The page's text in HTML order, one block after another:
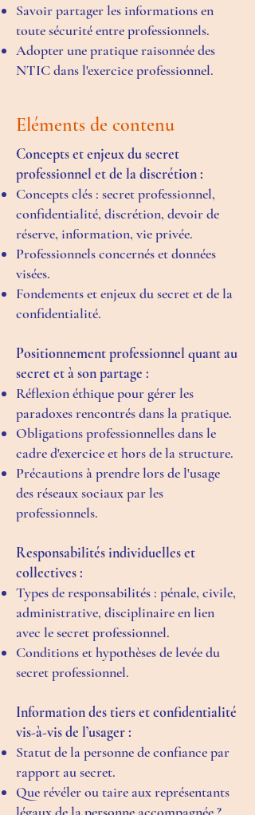
Savoir partager les informations en
toute sécurité entre professionnels.
Adopter une pratique raisonnée des
NTIC dans l'exercice professionnel.
Eléments de contenu
Concepts et enjeux du secret
professionnel et de la discrétion :
Concepts clés : secret professionnel,
confidentialité, discrétion, devoir de
réserve, information, vie privée.
Professionnels concernés et données
visées.
Fondements et enjeux du secret et de la
confidentialité.
Positionnement professionnel quant au
secret et à son partage :
Réflexion éthique pour gérer les
paradoxes rencontrés dans la pratique.
Obligations professionnelles dans le
cadre d'exercice et hors de la structure.
Précautions à prendre lors de l'usage
des réseaux sociaux par les
professionnels.
Responsabilités individuelles et
collectives :
Types de responsabilités : pénale, civile,
administrative, disciplinaire en lien
avec le secret professionnel.
Conditions et hypothèses de levée du
secret professionnel.
Information des tiers et confidentialité
vis-à-vis de l’usager :
Statut de la personne de confiance par
rapport au secret.
Que révéler ou taire aux représentants